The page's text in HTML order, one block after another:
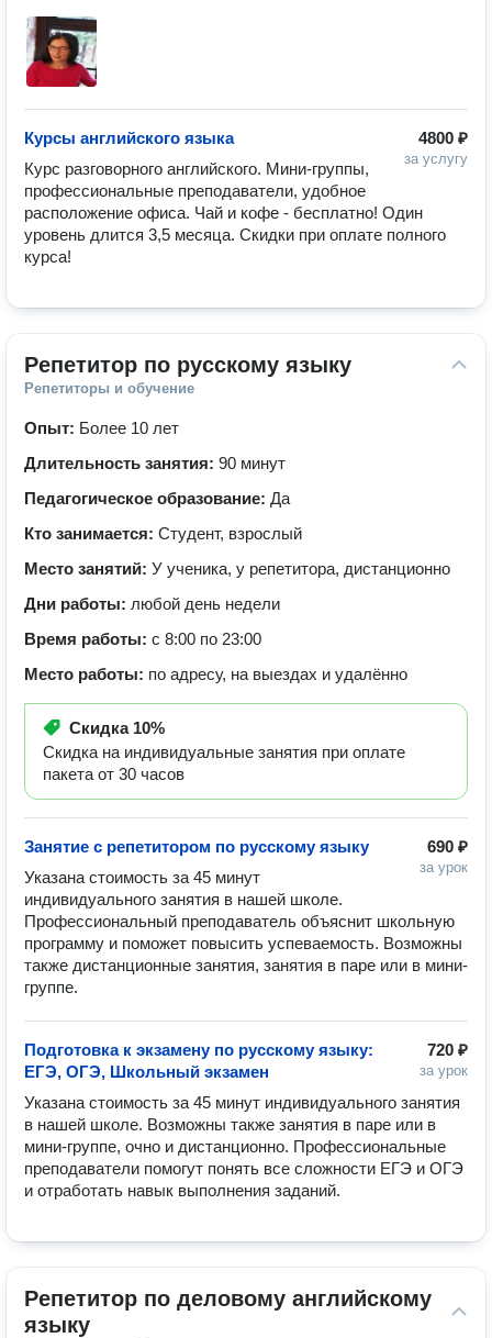
4800 ₽
за услугу
Курсы английского языка
Курс разговорного английского. Мини-группы,
профессиональные преподаватели, удобное
расположение офиса. Чай и кофе - бесплатно! Один
уровень длится 3,5 месяца. Скидки при оплате полного
курса!
Репетитор по русскому языку
Репетиторы и обучение
Опыт: Более 10 лет
Длительность занятия: 90 минут
Педагогическое образование: Да
Кто занимается: Студент, взрослый
Место занятий: У ученика, у репетитора, дистанционно
Дни работы: любой день недели
Время работы: с 8:00 по 23:00
Место работы: по адресу, на выездах и удалённо
Скидка 10%
Скидка на индивидуальные занятия при оплате
пакета от 30 часов
690 ₽
за урок
Занятие с репетитором по русскому языку
Указана стоимость за 45 минут
индивидуального занятия в нашей школе.
Профессиональный преподаватель объяснит школьную
программу и поможет повысить успеваемость. Возможны
также дистанционные занятия, занятия в паре или в мини-
группе.
720 ₽
за урок
Подготовка к экзамену по русскому языку:
ЕГЭ, ОГЭ, Школьный экзамен
Указана стоимость за 45 минут индивидуального занятия
в нашей школе. Возможны также занятия в паре или в
мини-группе, очно и дистанционно. Профессиональные
преподаватели помогут понять все сложности ЕГЭ и ОГЭ
и отработать навык выполнения заданий.
Репетитор по деловому английскому
языку